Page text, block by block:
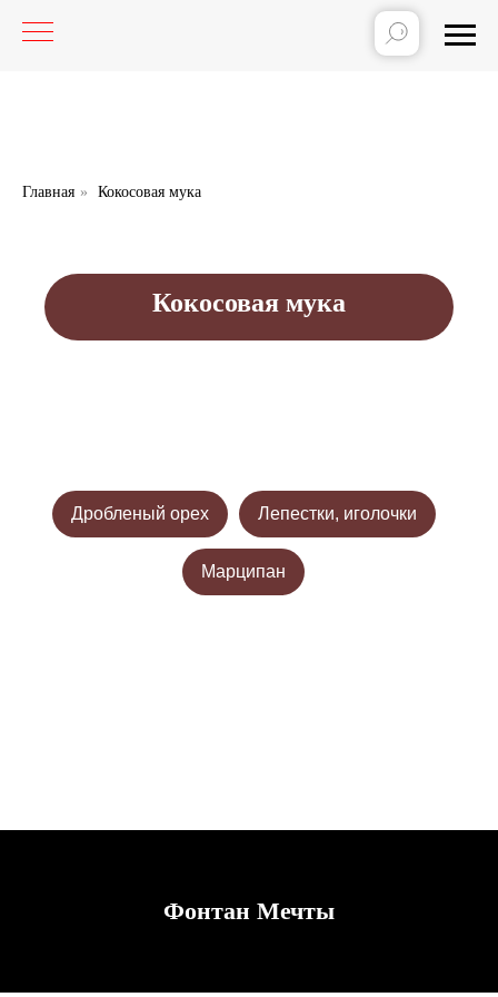
Главная » Кокосовая мука
Кокосовая мука
Дробленый орех Лепестки, иголочки
Марципан
Фонтан Мечты